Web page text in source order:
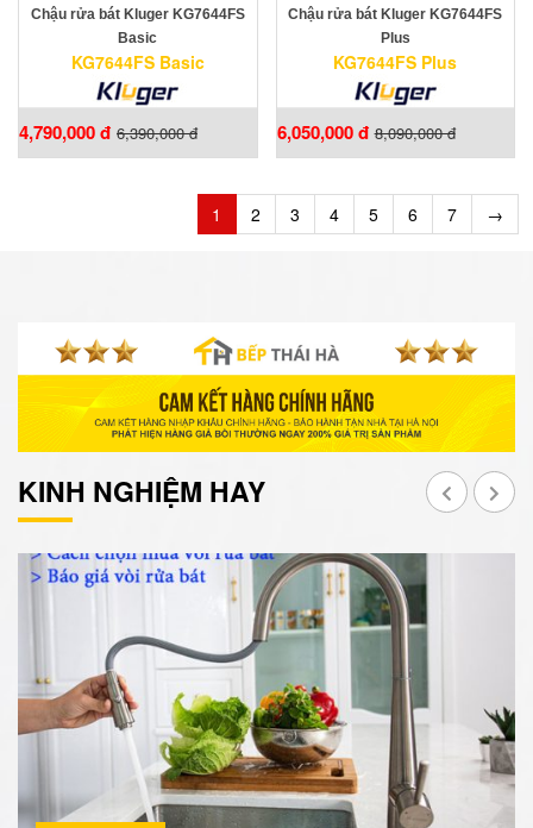
Chậu rửa bát Kluger KG7644FS
Basic
KG7644FS Basic
4,790,000 đ 6,390,000 đ
Chậu rửa bát Kluger KG7644FS
Plus
KG7644FS Plus
6,050,000 đ 8,090,000 đ
1 2 3 4 5 6 7 →
KINH NGHIỆM HAY